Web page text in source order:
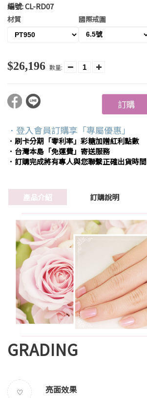
編號:CL-RD07
材質 國際戒圍
$26,196 數量:
訂購
．登入會員訂購享「專屬優惠」
．刷卡分期「零利率」彩糖加贈紅利點數
．台灣本島「免運費」寄送服務
．訂購完成將有專人與您聯繫正確出貨時間
產品介紹 訂購說明
GRADING
♡ 亮面效果